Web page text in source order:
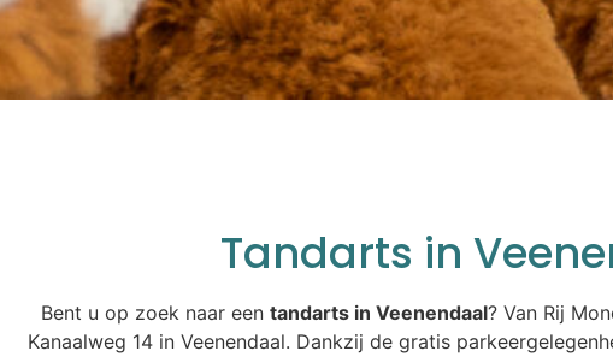
Tandarts in
Bent u op zoek naar een tandarts in Veenendaal? Van Rij
Kanaalweg 14 in Veenendaal. Dankzij de gratis